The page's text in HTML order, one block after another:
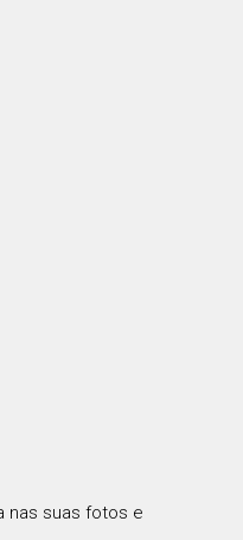
nas suas fotos e